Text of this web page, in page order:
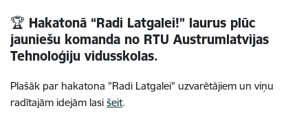
🏆 Hakatonā “Radi Latgalei!” laurus plūc
jauniešu komanda no RTU Austrumlatvijas
Tehnoloģiju vidusskolas.
Plašāk par hakatona "Radi Latgalei" uzvarētājiem un viņu
radītajām idejām lasi šeit.